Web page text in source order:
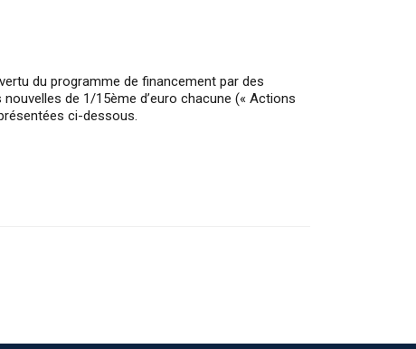
vertu du programme de financement par des
de 1/15ème d’euro chacune (« Actions
ci-dessous.